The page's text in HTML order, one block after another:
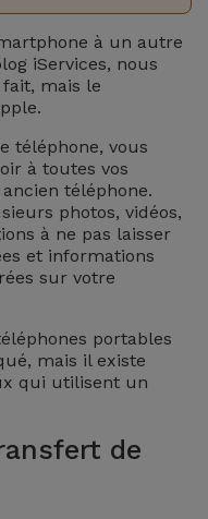
à un autre
iServices, nous
mais le
téléphone, vous
à toutes vos
téléphone.
photos, vidéos,
à ne pas laisser
et informations
sur votre
portables
mais il existe
qui utilisent un
de